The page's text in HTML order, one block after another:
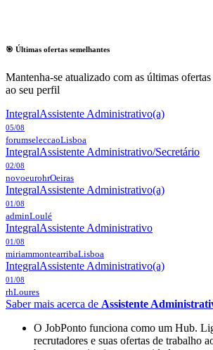
🎯 Últimas ofertas semelhantes
Mantenha-se atualizado com as últimas
ao seu perfil
IntegralAssistente Administrativo(a)
05/08
forumseleccaoLisboa
IntegralAssistente Administrativo/Secretário
02/08
novoeurohrOeiras
IntegralAssistente Administrativo(a)
01/08
adminLoulé
IntegralAssistente Administrativo
01/08
miriammontearribaLisboa
IntegralAssistente Administrativo(a)
01/08
rhLoures
Saber mais acerca de Assistente
O JobPonto funciona como um Hub.
recrutadores e suas ofertas de trabalho